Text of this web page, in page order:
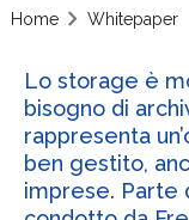
Home Whitepaper
Lo storage è
bisogno di
rappresenta
ben gestito,
imprese. Parte